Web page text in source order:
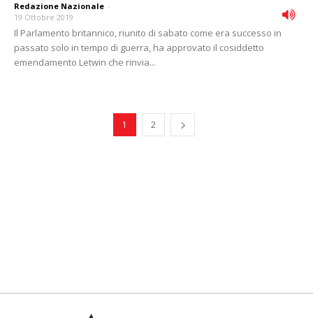
Redazione Nazionale -
19 Ottobre 2019
Il Parlamento britannico, riunito di sabato come era successo in
passato solo in tempo di guerra, ha approvato il cosiddetto
emendamento Letwin che rinvia...
1 2